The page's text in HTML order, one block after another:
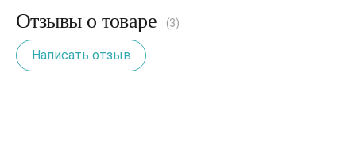
Отзывы о товаре (3)
Написать отзыв